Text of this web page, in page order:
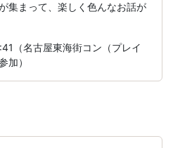
集まって、楽しく色んなお話が
（名古屋東海街コン（プレイ
加）